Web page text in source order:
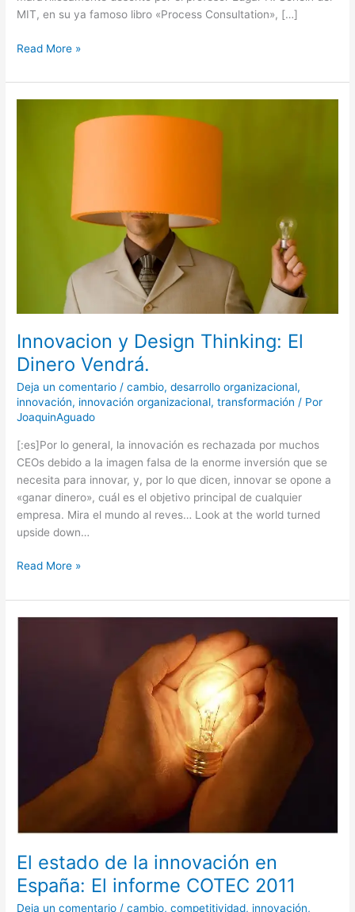
MIT, en su ya famoso libro «Process Consultation», […]
Read More »
Innovacion y Design Thinking: El
Dinero Vendrá.
Deja un comentario /cambio,desarrollo organizacional,
innovación, innovación organizacional,transformación / Por
JoaquinAguado
[:es]Por lo general, la innovación es rechazada por muchos
CEOs debido a la imagen falsa de la enorme inversión que se
necesita para innovar, y, por lo que dicen, innovar se opone a
«ganar dinero», cuál es el objetivo principal de cualquier
empresa. Mira el mundo al reves… Look at the world turned
upside down…
Read More »
El estado de la innovación en
España: El informe COTEC 2011
Deja un comentario /cambio,competitividad, innovación,
COTEC
2011